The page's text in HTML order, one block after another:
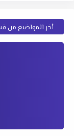
أخر المواضيع من